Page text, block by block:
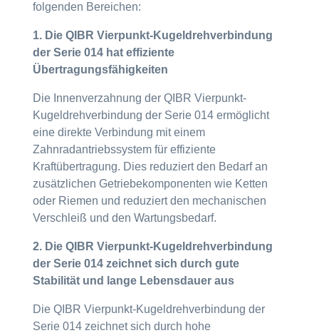
folgenden Bereichen:
1. Die QIBR Vierpunkt-Kugeldrehverbindung
der Serie 014 hat effiziente
Übertragungsfähigkeiten
Die Innenverzahnung der QIBR Vierpunkt-
Kugeldrehverbindung der Serie 014 ermöglicht
eine direkte Verbindung mit einem
Zahnradantriebssystem für effiziente
Kraftübertragung. Dies reduziert den Bedarf an
zusätzlichen Getriebekomponenten wie Ketten
oder Riemen und reduziert den mechanischen
Verschleiß und den Wartungsbedarf.
2. Die QIBR Vierpunkt-Kugeldrehverbindung
der Serie 014 zeichnet sich durch gute
Stabilität und lange Lebensdauer aus
Die QIBR Vierpunkt-Kugeldrehverbindung der
Serie 014 zeichnet sich durch hohe